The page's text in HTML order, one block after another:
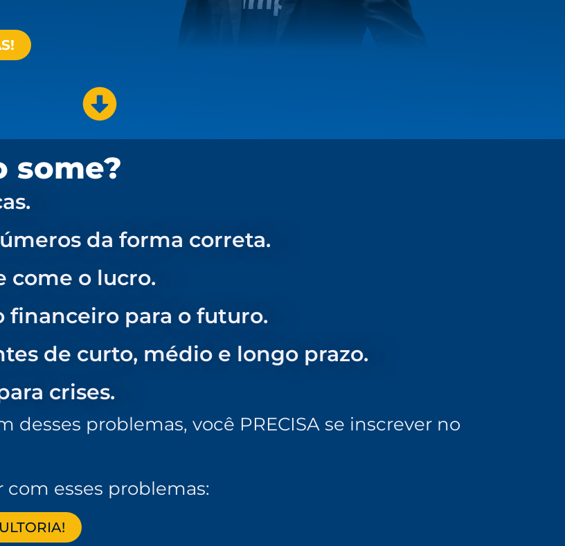
some?
da forma correta.
come o lucro.
para o futuro.
de curto, médio e longo prazo.
crises.
desses problemas, você PRECISA se inscrever no
com esses problemas: